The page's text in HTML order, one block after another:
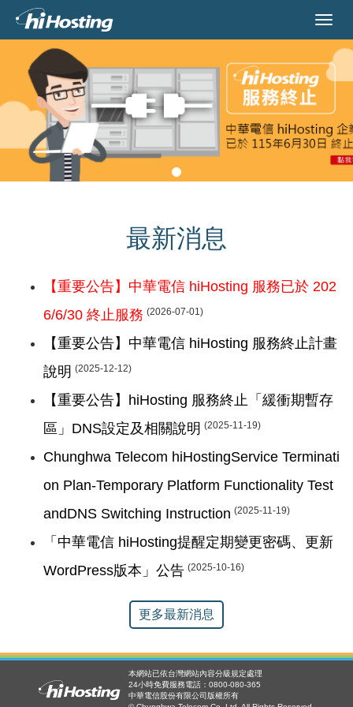
最新消息
【重要公告】中華電信 hiHosting 服務已於 202
6/6/30 終止服務 (2026-07-01)
【重要公告】中華電信 hiHosting 服務終止計畫
說明 (2025-12-12)
【重要公告】hiHosting 服務終止「緩衝期暫存
區」DNS設定及相關說明 (2025-11-19)
Chunghwa Telecom hiHostingService Terminati
on Plan-Temporary Platform Functionality Test
andDNS Switching Instruction (2025-11-19)
「中華電信 hiHosting提醒定期變更密碼、更新
WordPress版本」公告 (2025-10-16)
更多最新消息